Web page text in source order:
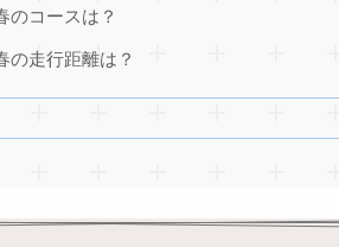
のコースは？
の走行距離は？